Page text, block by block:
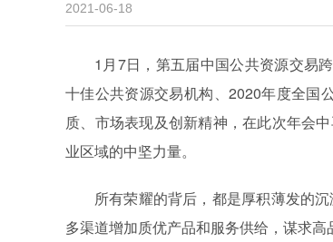
2021-06-18
1月7日，第五届中国公共资源交易
十佳公共资源交易机构、2020年度全国
质、市场表现及创新精神，在此次年会
业区域的中坚力量。
所有荣耀的背后，都是厚积薄发的
多渠道增加质优产品和服务供给，谋求高